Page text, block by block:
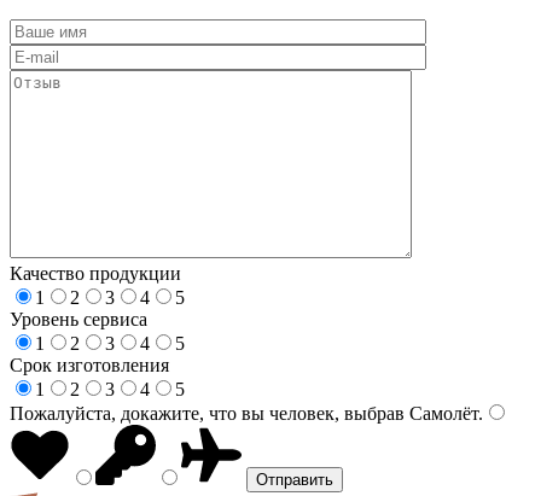
Качество продукции
1
2 3 4
5
Уровень сервиса
1
2 3 4
5
Срок изготовления
1
2 3 4
5
Пожалуйста, докажите, что вы человек, выбрав Самолёт.